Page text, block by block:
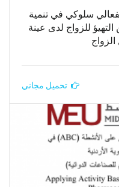
سلوكي في تنمية
للزواج لدى عينة
تحميل مجاني